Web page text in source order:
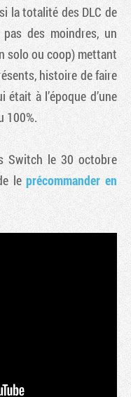
la totalité des DLC de
des moindres, un
solo ou coop) mettant
histoire de faire
à l’époque d’une
100%.
Switch le 30 octobre
leprécommander en